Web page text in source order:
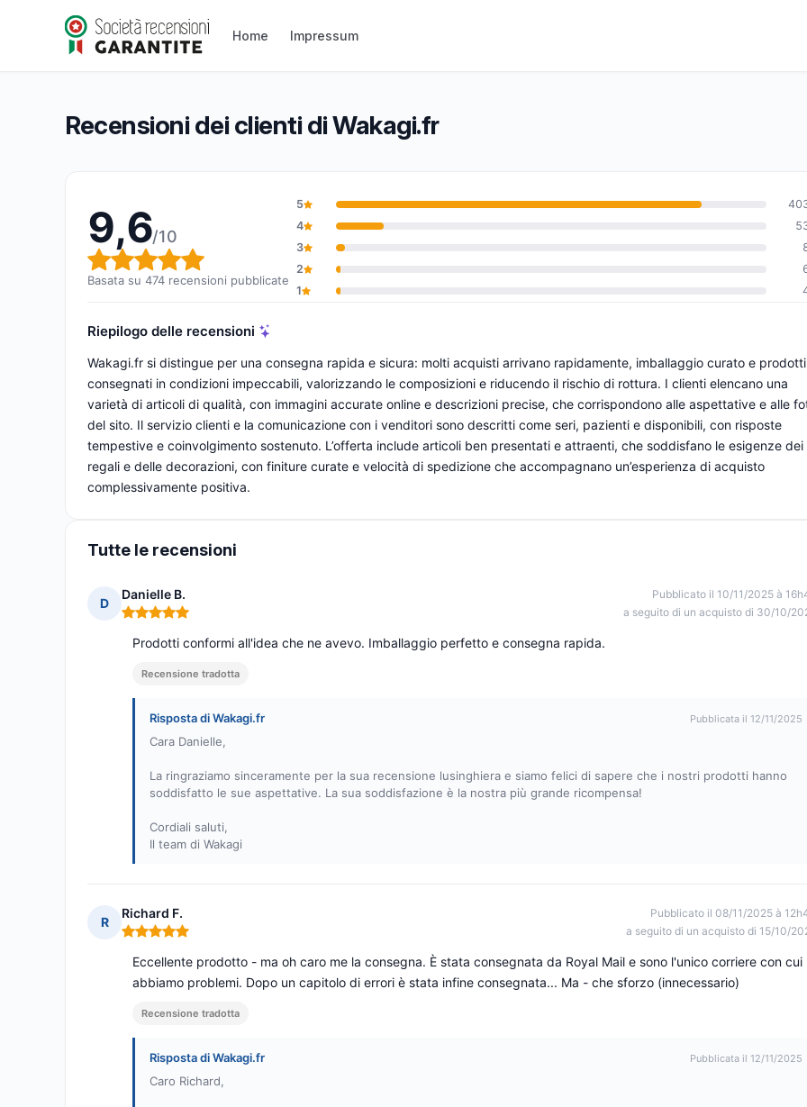
Home Impressum
Wakagi.fr
Valutazione globale: 9,6 su 10
9,6/10(474 recensioni)
Recensioni dei clienti di Wakagi.fr
9,6/10
Valutazione globale: 9,6 su 10
Basata su 474 recensioni pubblicate
5
4
3
2
1
Riepilogo delle recensioni
Wakagi.fr si distingue per una consegna rapida e sicura: molti acquisti arrivano rapidamente, imballaggio curato e prodotti
consegnati in condizioni impeccabili, valorizzando le composizioni e riducendo il rischio di rottura. I clienti elencano una
varietà di articoli di qualità, con immagini accurate online e descrizioni precise, che corrispondono alle aspettative e alle
del sito. Il servizio clienti e la comunicazione con i venditori sono descritti come seri, pazienti e disponibili, con risposte
tempestive e coinvolgimento sostenuto. L’offerta include articoli ben presentati e attraenti, che soddisfano le esigenze dei
regali e delle decorazioni, con finiture curate e velocità di spedizione che accompagnano un’esperienza di acquisto
complessivamente positiva.
Tutte le recensioni
D
Danielle B.
Nota: 5 su 5
Pubblicato il 10/11/2025 à
a seguito di un acquisto di 30/10/
Prodotti conformi all'idea che ne avevo. Imballaggio perfetto e consegna rapida.
Recensione tradotta
Risposta di Wakagi.fr Pubblicata il 12/11/2025
Cara Danielle,
La ringraziamo sinceramente per la sua recensione lusinghiera e siamo felici di sapere che i nostri prodotti hanno
soddisfatto le sue aspettative. La sua soddisfazione è la nostra più grande ricompensa!
Cordiali saluti,
Il team di Wakagi
R
Richard F.
Nota: 5 su 5
Pubblicato il 08/11/2025 à
a seguito di un acquisto di 15/10/
Eccellente prodotto - ma oh caro me la consegna. È stata consegnata da Royal Mail e sono l'unico corriere con cui
abbiamo problemi. Dopo un capitolo di errori è stata infine consegnata... Ma - che sforzo (innecessario)
Recensione tradotta
Risposta di Wakagi.fr Pubblicata il 12/11/2025
Caro Richard,